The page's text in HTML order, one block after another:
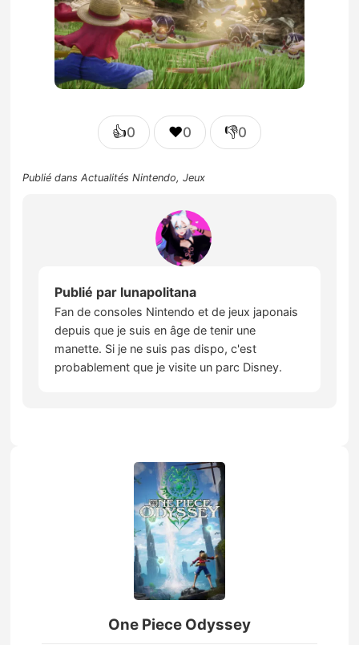
👍0 ❤️0 👎0
Publié dansActualités Nintendo,Jeux
Publié par lunapolitana
Fan de consoles Nintendo et de jeux japonais
depuis que je suis en âge de tenir une
manette. Si je ne suis pas dispo, c'est
probablement que je visite un parc Disney.
One Piece Odyssey